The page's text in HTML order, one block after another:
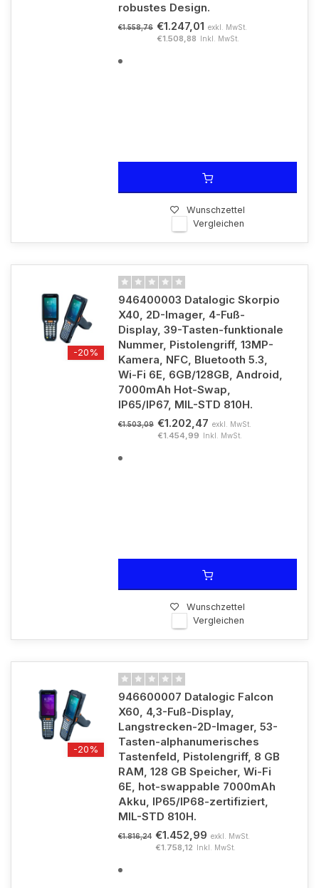
robustes Design.
€1.558,76 €1.247,01 exkl. MwSt.
€1.508,88 Inkl. MwSt.
Wunschzettel
Vergleichen
-20%
946400003 Datalogic Skorpio
X40, 2D-Imager, 4-Fuß-
Display, 39-Tasten-funktionale
Nummer, Pistolengriff, 13MP-
Kamera, NFC, Bluetooth 5.3,
Wi-Fi 6E, 6GB/128GB, Android,
7000mAh Hot-Swap,
IP65/IP67, MIL-STD 810H.
€1.503,09 €1.202,47 exkl. MwSt.
€1.454,99 Inkl. MwSt.
Wunschzettel
Vergleichen
-20%
946600007 Datalogic Falcon
X60, 4,3-Fuß-Display,
Langstrecken-2D-Imager, 53-
Tasten-alphanumerisches
Tastenfeld, Pistolengriff, 8 GB
RAM, 128 GB Speicher, Wi-Fi
6E, hot-swappable 7000mAh
Akku, IP65/IP68-zertifiziert,
MIL-STD 810H.
€1.816,24 €1.452,99 exkl. MwSt.
€1.758,12 Inkl. MwSt.